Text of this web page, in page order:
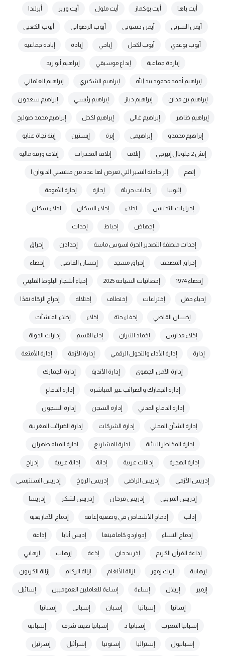
أيت باها أيت بوكماز أيت ملول أيت ورير أيرلندا
أيمن السرتي أيمن حسوني أيوب الرضواني أيوب الكعبي
أيوب بوعدي أيوب لكحل إباحي إبادة إبادة جماعية
إباردة جماعية إبداع موسيقي إبراهيم أبو زيد
إبراهيم أحمد محمود بيد الله إبراهيم الشكيري إبراهيم العثماني
إبراهيم بن مدان إبراهيم دياز إبراهيم رئيسي إبراهيم سعدون
إبراهيم ظاهر إبراهيم غالي إبراهيم لكحل إبراهيم محمد صوليح
إبراهيم محمدو إبراهيمي إبرة إبستين إبنة نجاة عتابو
إتش 2 جلوبال إنيرجي إتلاف إتلاف المخدرات إتلاف ورقة مالية
إتهم إثر حادثة السير التي تعرض لها عدد من منتسبي الديوان ا
إثيوبيا إجابات جريئة إجازة إجازة الأمومة
إجراءات التجنيس إجلاء إجلاء السكان إجلاء سكان
إجهاض إحباط إحداث
إحداث منطقة التصدير الحرة لسوس ماسة إحدادن إحراق
إحراق المصحف إحراق مسجد إحسان القاضي إحصاء
إحصاء 1974 إحصائيات السياحة 2025 إحياء أشجار البلوط الفليني
إحياء حفل إختراعات إختطاف إختلالة إخراج الزكاة نقدًا
إخسان القاضي إخفاء جثة إخلاء إخلاء المنشآت
إخلاء مدارس إخماد النيران إداء القسم إدارات الدولة
إدارة إدارة الأداء والتحول الرقمي إدارة الأزمة إدارة الأمتعة
إدارة الأمن الجهوي إدارة الأندية إدارة الجمارك
إدارة الجمارك والضرائب غير المباشرة إدارة الدفاع
إدارة الدفاع المدني إدارة السجن إدارة السجون
إدارة الشأن المحلي إدارة الشركات إدارة الضرائب المغربية
إدارة المخاطر البيئية إدارة المشاريع إدارة المياه طهران
إدارة الهجرة إدانات عربية إدانة إدانة عربية إدراج
إدريس الأزمي إدريس الراضي إدريس الروخ إدريس السنتيسي
إدريس المريني إدريس فرحان إدريس لشكر إدريسا
إدلب إدماج الأشخاص في وضعية إعاقة إدماج الأمازيغية
إدماج النساء إدواردو كامافينغا إديس أبابا إذاعة
إذاعة القرآن الكريم إذريبدجان إذعة إرهاب إرهابي
إرهابية إريك زمور إزالة الألغام إزالة الركام إزالة الكربون
إزمير إزيلال إساءة إساءة للعاملين العموميين إسائيل
إسانيا إسباتيا إسبان إسباني إسبانيا
إسبانيا المغرب إسبانيا د إسبانيا ضيف شرف إسبانية
إسبانيول إستراليا إستونيا إسرأئيل إسرئيل